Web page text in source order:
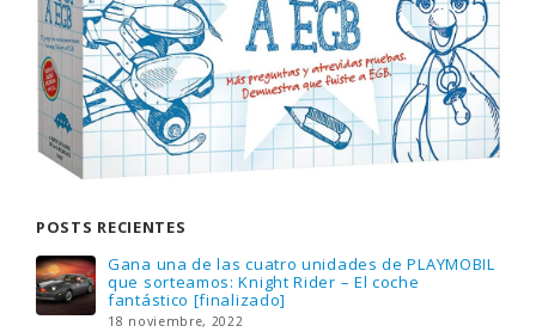
POSTS RECIENTES
Gana una de las cuatro unidades de PLAYMOBIL
que sorteamos: Knight Rider – El coche
fantástico [finalizado]
18 noviembre, 2022